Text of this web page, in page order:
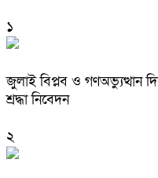
১
জুলাই বিপ্লব ও গণঅভ্যুত্থান
শ্রদ্ধা নিবেদন
২